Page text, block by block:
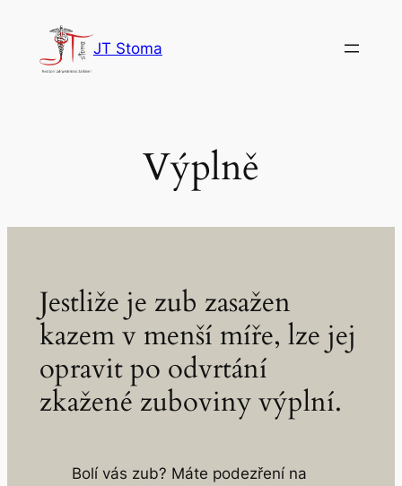
obsah
JT Stoma
Výplně
Jestliže je zub zasažen
kazem v menší míře, lze jej
opravit po odvrtání
zkažené zuboviny výplní.
Bolí vás zub? Máte podezření na